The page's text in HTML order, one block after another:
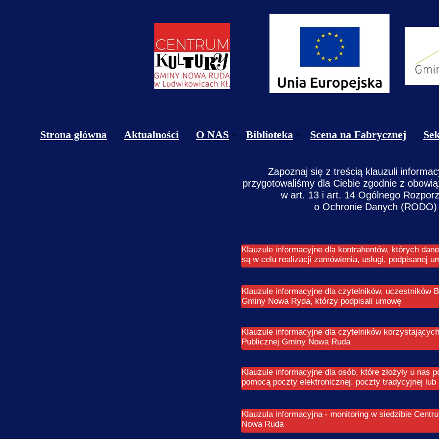
Klauzule informacyjne dla osób, które złożyły u nas
pomocą poczty elektronicznej, poczty tradycyjnej lub
Klauzula informacyjna - monitoring w siedzibie
Nowa Ruda
Zapoznaj się z treścią klauzuli
przygotowaliśmy dla Ciebie zgodnie z
w art. 13 i art. 14 Ogólnego
o Ochronie Danych (RODO)
Klauzule informacyjne dla czytelników
Publicznej Gminy Nowa Ruda
Klauzule informacyjne dla czytelników, uczestników
Gminy Nowa Ryda, którzy podpisali umowę
Klauzule informacyjne dla kontrahentów, których
są w celu realizacji zamówienia, usługi, podpisanej
Strona główna Aktualności O NAS
Deklaracja dostępności
Koordynator dostępności
Klauzule informacyjne - CKGNR
Biblioteka
Filia Nr 1 w Dzikowcu
Filia Nr 2 w Jugowie
Filia Nr 5 w Woliborzu
Filia Nr 6 w Bożkowie
Filia Nr 7 w Przygórzu
Scena na Fabrycznej